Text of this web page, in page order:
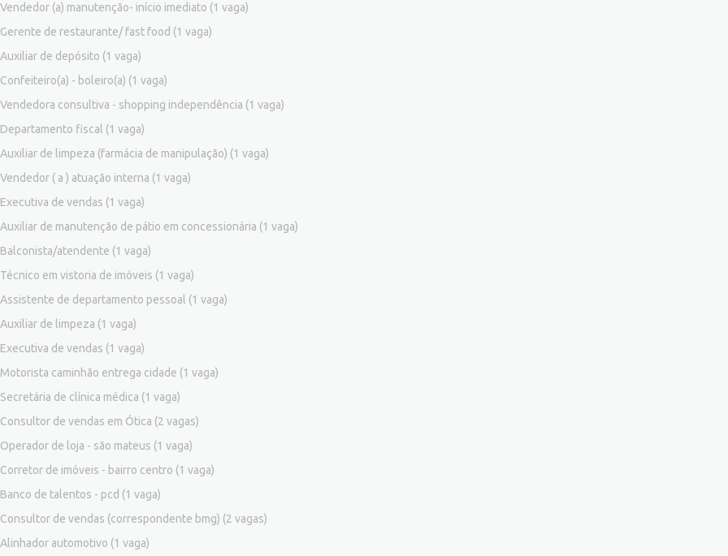
Vendedor (a) manutenção- início imediato (1 vaga)
Gerente de restaurante/ fast food (1 vaga)
Auxiliar de depósito (1 vaga)
Confeiteiro(a) - boleiro(a) (1 vaga)
Vendedora consultiva - shopping independência (1 vaga)
Departamento fiscal (1 vaga)
Auxiliar de limpeza (farmácia de manipulação) (1 vaga)
Vendedor ( a ) atuação interna (1 vaga)
Executiva de vendas (1 vaga)
Auxiliar de manutenção de pátio em concessionária (1 vaga)
Balconista/atendente (1 vaga)
Técnico em vistoria de imóveis (1 vaga)
Assistente de departamento pessoal (1 vaga)
Auxiliar de limpeza (1 vaga)
Executiva de vendas (1 vaga)
Motorista caminhão entrega cidade (1 vaga)
Secretária de clínica médica (1 vaga)
Consultor de vendas em Ótica (2 vagas)
Operador de loja - são mateus (1 vaga)
Corretor de imóveis - bairro centro (1 vaga)
Banco de talentos - pcd (1 vaga)
Consultor de vendas (correspondente bmg) (2 vagas)
Alinhador automotivo (1 vaga)